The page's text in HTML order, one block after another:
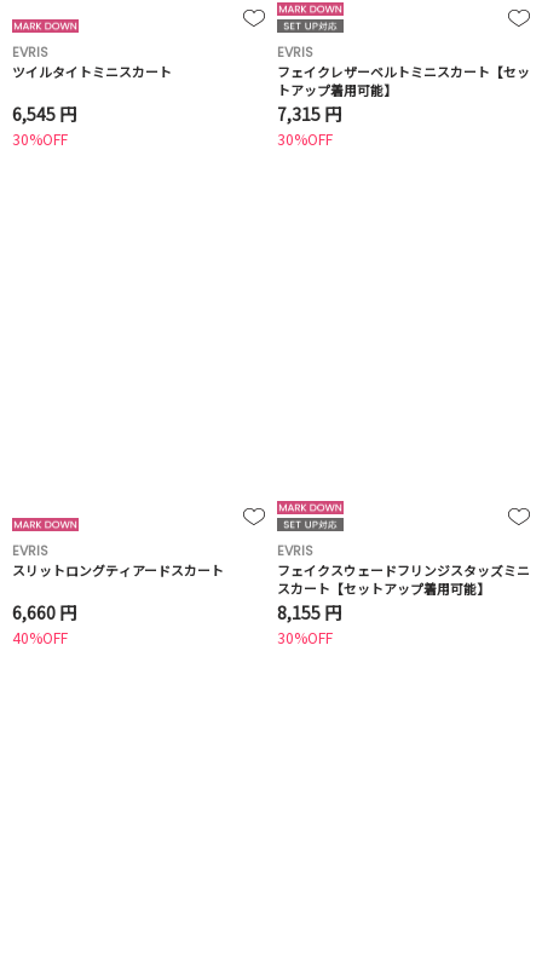
EVRIS
ツイルタイトミニスカート
6,545 円
30%OFF
EVRIS
フェイクレザーベルトミニスカート【セッ
トアップ着用可能】
7,315 円
30%OFF
EVRIS
スリットロングティアードスカート
6,660 円
40%OFF
EVRIS
フェイクスウェードフリンジスタッズミニ
スカート【セットアップ着用可能】
8,155 円
30%OFF